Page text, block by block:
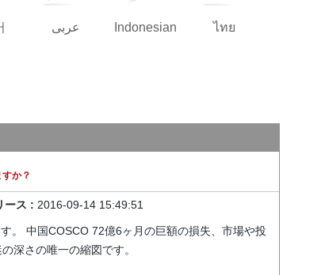
عربى Indonesian ไทย
か？
ース : 2016-09-14 15:49:51
。 中国COSCO 72億6ヶ月の巨額の損失、市場や投
深さの唯一の縮図です。